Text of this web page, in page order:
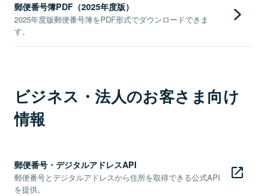
郵便番号簿PDF（2025年度版）
2025年度版郵便番号簿をPDF形式でダウンロードできま
す。
ビジネス・法人のお客さま向け
情報
郵便番号・デジタルアドレスAPI
郵便番号とデジタルアドレスから住所を取得できる公式API
を提供。